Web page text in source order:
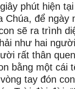
phút hiện
Chúa, để ngày
sẽ ra trình
như hai
rất thân
bằng một cái
tay đón